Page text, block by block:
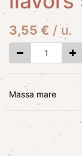
3,55€ / u.
Massa mare